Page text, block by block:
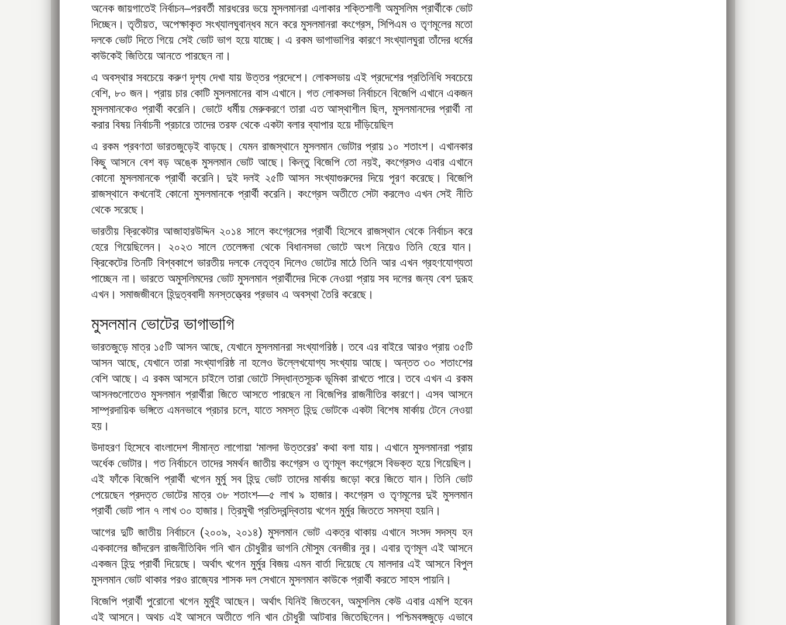
অনেক জায়গাতেই নির্বাচন–পরবর্তী মারধরের ভয়ে মুসলমানরা এলাকার শক্তিশালী অমুসলিম প্রার্থীকে ভোট
দিচ্ছেন। তৃতীয়ত, অপেক্ষাকৃত সংখ্যালঘুবান্ধব মনে করে মুসলমানরা কংগ্রেস, সিপিএম ও তৃণমূলের মতো
দলকে ভোট দিতে গিয়ে সেই ভোট ভাগ হয়ে যাচ্ছে। এ রকম ভাগাভাগির কারণে সংখ্যালঘুরা তাঁদের ধর্মের
কাউকেই জিতিয়ে আনতে পারছেন না।
এ অবস্থার সবচেয়ে করুণ দৃশ্য দেখা যায় উত্তর প্রদেশে। লোকসভায় এই প্রদেশের প্রতিনিধি সবচেয়ে
বেশি, ৮০ জন। প্রায় চার কোটি মুসলমানের বাস এখানে। গত লোকসভা নির্বাচনে বিজেপি এখানে একজন
মুসলমানকেও প্রার্থী করেনি। ভোটে ধর্মীয় মেরুকরণে তারা এত আস্থাশীল ছিল, মুসলমানদের প্রার্থী না
করার বিষয় নির্বাচনী প্রচারে তাদের তরফ থেকে একটা বলার ব্যাপার হয়ে দাঁড়িয়েছিল
এ রকম প্রবণতা ভারতজুড়েই বাড়ছে। যেমন রাজস্থানে মুসলমান ভোটার প্রায় ১০ শতাংশ। এখানকার
কিছু আসনে বেশ বড় অঙ্কে মুসলমান ভোট আছে। কিন্তু বিজেপি তো নয়ই, কংগ্রেসও এবার এখানে
কোনো মুসলমানকে প্রার্থী করেনি। দুই দলই ২৫টি আসন সংখ্যাগুরুদের দিয়ে পূরণ করেছে। বিজেপি
রাজস্থানে কখনোই কোনো মুসলমানকে প্রার্থী করেনি। কংগ্রেস অতীতে সেটা করলেও এখন সেই নীতি
থেকে সরেছে।
ভারতীয় ক্রিকেটার আজাহারউদ্দিন ২০১৪ সালে কংগ্রেসের প্রার্থী হিসেবে রাজস্থান থেকে নির্বাচন করে
হেরে গিয়েছিলেন। ২০২৩ সালে তেলেঙ্গনা থেকে বিধানসভা ভোটে অংশ নিয়েও তিনি হেরে যান।
ক্রিকেটের তিনটি বিশ্বকাপে ভারতীয় দলকে নেতৃত্ব দিলেও ভোটের মাঠে তিনি আর এখন গ্রহণযোগ্যতা
পাচ্ছেন না। ভারতে অমুসলিমদের ভোট মুসলমান প্রার্থীদের দিকে নেওয়া প্রায় সব দলের জন্য বেশ দুরূহ
এখন। সমাজজীবনে হিন্দুত্ববাদী মনস্তত্ত্বের প্রভাব এ অবস্থা তৈরি করেছে।
মুসলমান ভোটের ভাগাভাগি
ভারতজুড়ে মাত্র ১৫টি আসন আছে, যেখানে মুসলমানরা সংখ্যাগরিষ্ঠ। তবে এর বাইরে আরও প্রায় ৩৫টি
আসন আছে, যেখানে তারা সংখ্যাগরিষ্ঠ না হলেও উল্লেখযোগ্য সংখ্যায় আছে। অন্তত ৩০ শতাংশের
বেশি আছে। এ রকম আসনে চাইলে তারা ভোটে সিদ্ধান্তসূচক ভূমিকা রাখতে পারে। তবে এখন এ রকম
আসনগুলোতেও মুসলমান প্রার্থীরা জিতে আসতে পারছেন না বিজেপির রাজনীতির কারণে। এসব আসনে
সাম্প্রদায়িক ভঙ্গিতে এমনভাবে প্রচার চলে, যাতে সমস্ত হিন্দু ভোটকে একটা বিশেষ মার্কায় টেনে নেওয়া
হয়।
উদাহরণ হিসেবে বাংলাদেশ সীমান্ত লাগোয়া ‘মালদা উত্তরের’ কথা বলা যায়। এখানে মুসলমানরা প্রায়
অর্ধেক ভোটার। গত নির্বাচনে তাদের সমর্থন জাতীয় কংগ্রেস ও তৃণমূল কংগ্রেসে বিভক্ত হয়ে গিয়েছিল।
এই ফাঁকে বিজেপি প্রার্থী খগেন মুর্মু সব হিন্দু ভোট তাদের মার্কায় জড়ো করে জিতে যান। তিনি ভোট
পেয়েছেন প্রদত্ত ভোটের মাত্র ৩৮ শতাংশ—৫ লাখ ৯ হাজার। কংগ্রেস ও তৃণমূলের দুই মুসলমান
প্রার্থী ভোট পান ৭ লাখ ৩০ হাজার। ত্রিমুখী প্রতিদ্বন্দ্বিতায় খগেন মুর্মুর জিততে সমস্যা হয়নি।
আগের দুটি জাতীয় নির্বাচনে (২০০৯, ২০১৪) মুসলমান ভোট একত্র থাকায় এখানে সংসদ সদস্য হন
এককালের জাঁদরেল রাজনীতিবিদ গনি খান চৌধুরীর ভাগনি মৌসুম বেনজীর নুর। এবার তৃণমূল এই আসনে
একজন হিন্দু প্রার্থী দিয়েছে। অর্থাৎ খগেন মুর্মুর বিজয় এমন বার্তা দিয়েছে যে মালদার এই আসনে বিপুল
মুসলমান ভোট থাকার পরও রাজ্যের শাসক দল সেখানে মুসলমান কাউকে প্রার্থী করতে সাহস পায়নি।
বিজেপি প্রার্থী পুরোনো খগেন মুর্মুই আছেন। অর্থাৎ যিনিই জিতবেন, অমুসলিম কেউ এবার এমপি হবেন
এই আসনে। অথচ এই আসনে অতীতে গনি খান চৌধুরী আটবার জিতেছিলেন। পশ্চিমবঙ্গজুড়ে এভাবে